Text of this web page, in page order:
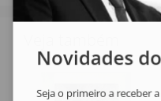
Novidades
Seja o primeiro a receber